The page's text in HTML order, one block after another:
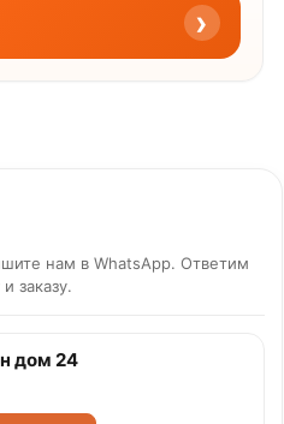
›
нам в WhatsApp. Ответим
заказу.
дом 24